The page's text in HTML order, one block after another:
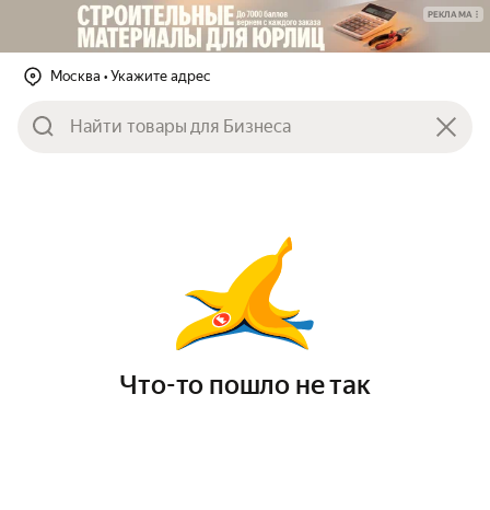
РЕКЛАМА
Москва • Укажите адрес
Что-то пошло не так